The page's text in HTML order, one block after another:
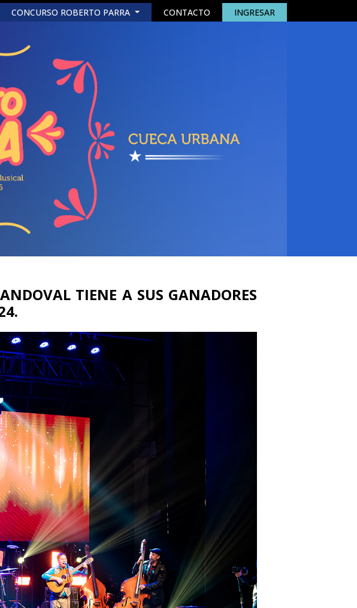
CONCURSO ROBERTO PARRA CONTACTO INGRESAR
TIENE A SUS GANADORES